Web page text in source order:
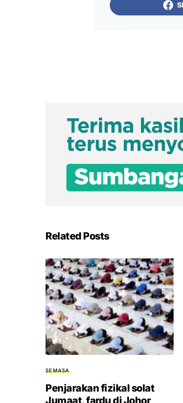
Related Posts
SEMASA
Penjarakan fizikal solat